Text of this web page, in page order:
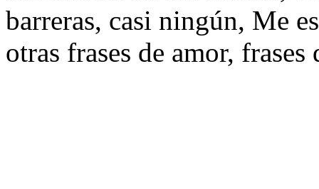
barreras, casi ningún, Me
otras frases de amor,